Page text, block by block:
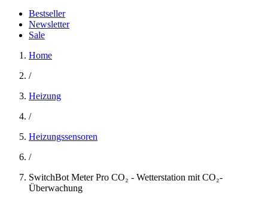
Bestseller
Newsletter
Sale
Home
/
Heizung
/
Heizungssensoren
/
SwitchBot Meter Pro CO₂ - Wetterstation mit CO₂-
Überwachung